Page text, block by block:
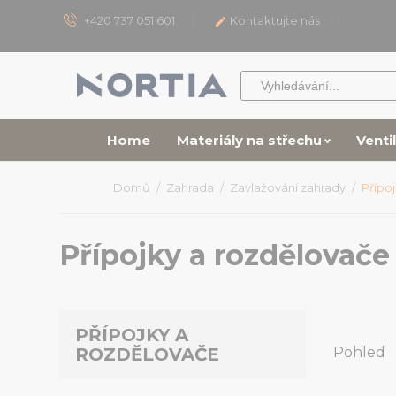
+420 737 051 601  Kontaktujte nás
Home Materiály na střechu
Domů Zahrada Zavlažování zahrady
Přípojky a rozdělovače
PŘÍPOJKY A
ROZDĚLOVAČE
Pohled